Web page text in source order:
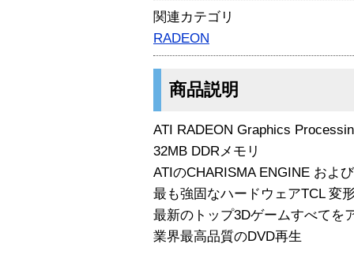
関連カテゴリ
RADEON
商品説明
ATI RADEON Graphics
32MB DDRメモリ
ATIのCHARISMA ENGINE およ
最も強固なハードウェアTCL 変
最新のトップ3Dゲームすべてを
業界最高品質のDVD再生